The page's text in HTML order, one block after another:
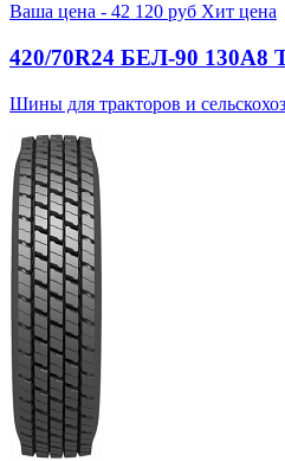
Ваша цена - 42 120 руб Хит цена
420/70R24 БЕЛ-90 130А8
Шины для тракторов и